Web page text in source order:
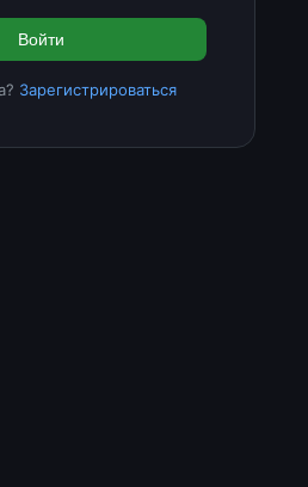
Войти
Зарегистрироваться